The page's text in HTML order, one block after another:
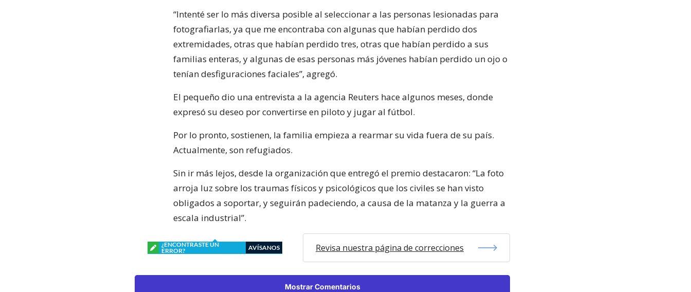
“Intenté ser lo más diversa posible al seleccionar a las personas lesionadas para
fotografiarlas, ya que me encontraba con algunas que habían perdido dos
extremidades, otras que habían perdido tres, otras que habían perdido a sus
familias enteras, y algunas de esas personas más jóvenes habían perdido un ojo o
tenían desfiguraciones faciales”, agregó.
El pequeño dio una entrevista a la agencia Reuters hace algunos meses, donde
expresó su deseo por convertirse en piloto y jugar al fútbol.
Por lo pronto, sostienen, la familia empieza a rearmar su vida fuera de su país.
Actualmente, son refugiados.
Sin ir más lejos, desde la organización que entregó el premio destacaron: “La foto
arroja luz sobre los traumas físicos y psicológicos que los civiles se han visto
obligados a soportar, y seguirán padeciendo, a causa de la matanza y la guerra a
escala industrial”.
¿ENCONTRASTE UN
ERROR?
AVÍSANOS Revisa nuestra página de correcciones
Mostrar Comentarios